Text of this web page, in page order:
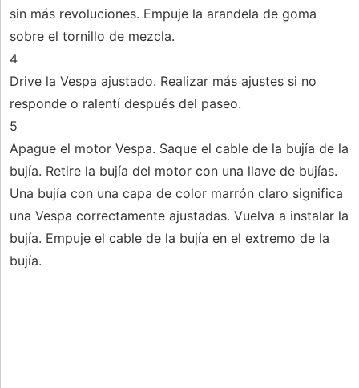
sin más revoluciones. Empuje la arandela de goma
sobre el tornillo de mezcla.
4
Drive la Vespa ajustado. Realizar más ajustes si no
responde o ralentí después del paseo.
5
Apague el motor Vespa. Saque el cable de la bujía de la
bujía. Retire la bujía del motor con una llave de bujías.
Una bujía con una capa de color marrón claro significa
una Vespa correctamente ajustadas. Vuelva a instalar la
bujía. Empuje el cable de la bujía en el extremo de la
bujía.